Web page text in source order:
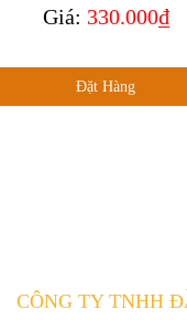
Giá: 330.000₫
Đặt Hàng
CÔNG TY TNHH